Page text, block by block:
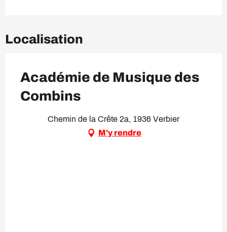
Localisation
Académie de Musique des
Combins
Chemin de la Crête 2a, 1936 Verbier
M'y rendre